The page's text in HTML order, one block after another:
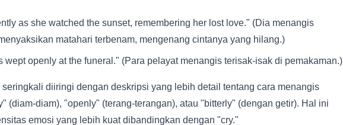
as she watched the sunset, remembering her lost love." (Dia menangis
matahari terbenam, mengenang cintanya yang hilang.)
wept openly at the funeral." (Para pelayat menangis terisak-isak di pemakaman.)
diiringi dengan deskripsi yang lebih detail tentang cara menangis
(diam-diam), "openly" (terang-terangan), atau "bitterly" (dengan getir). Hal ini
emosi yang lebih kuat dibandingkan dengan "cry."